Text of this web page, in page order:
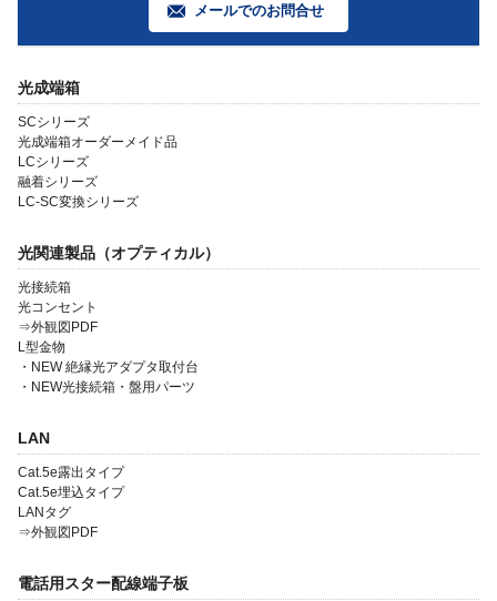
メールでのお問合せ
光成端箱
SCシリーズ
光成端箱オーダーメイド品
LCシリーズ
融着シリーズ
LC-SC変換シリーズ
光関連製品（オプティカル）
光接続箱
光コンセント
⇒外観図PDF
L型金物
・NEW 絶縁光アダプタ取付台
・NEW光接続箱・盤用パーツ
LAN
Cat.5e露出タイプ
Cat.5e埋込タイプ
LANタグ
⇒外観図PDF
電話用スター配線端子板